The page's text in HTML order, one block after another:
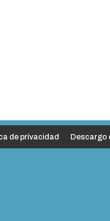
de privacidad Descargo